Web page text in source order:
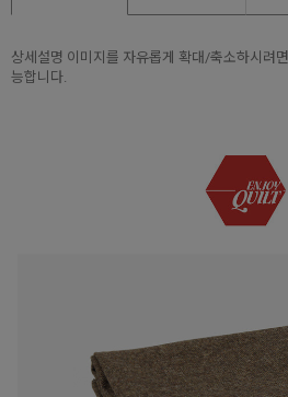
상세설명 이미지를 자유롭게 확대/축소하시려면
능합니다.